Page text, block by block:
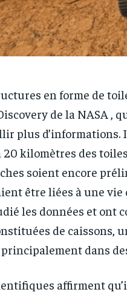
en forme de
de la NASA ,
plus d’informations.
20 kilomètres des
soient encore
être liées à une vie
les données et ont
de caissons,
dans
affirment